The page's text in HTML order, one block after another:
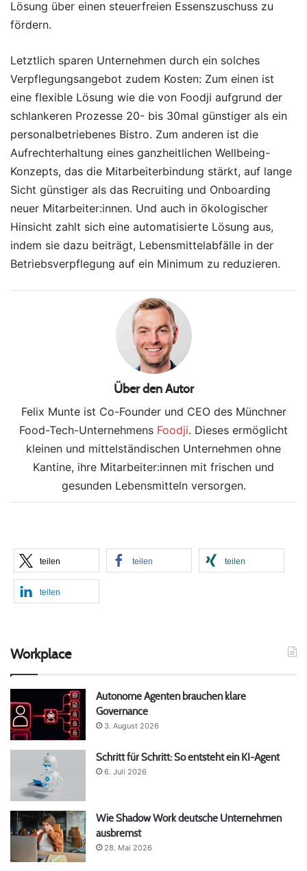
Lösung über einen steuerfreien Essenszuschuss zu
fördern.
Letztlich sparen Unternehmen durch ein solches
Verpflegungsangebot zudem Kosten: Zum einen ist
eine flexible Lösung wie die von Foodji aufgrund der
schlankeren Prozesse 20- bis 30mal günstiger als ein
personalbetriebenes Bistro. Zum anderen ist die
Aufrechterhaltung eines ganzheitlichen Wellbeing-
Konzepts, das die Mitarbeiterbindung stärkt, auf lange
Sicht günstiger als das Recruiting und Onboarding
neuer Mitarbeiter:innen. Und auch in ökologischer
Hinsicht zahlt sich eine automatisierte Lösung aus,
indem sie dazu beiträgt, Lebensmittelabfälle in der
Betriebsverpflegung auf ein Minimum zu reduzieren.
Über den Autor
Felix Munte ist Co-Founder und CEO des Münchner
Food-Tech-Unternehmens Foodji. Dieses ermöglicht
kleinen und mittelständischen Unternehmen ohne
Kantine, ihre Mitarbeiter:innen mit frischen und
gesunden Lebensmitteln versorgen.
teilen teilen teilen
teilen
Workplace
Autonome Agenten brauchen klare
Governance
3. August 2026
Schritt für Schritt: So entsteht ein KI-Agent
6. Juli 2026
Wie Shadow Work deutsche Unternehmen
ausbremst
28. Mai 2026